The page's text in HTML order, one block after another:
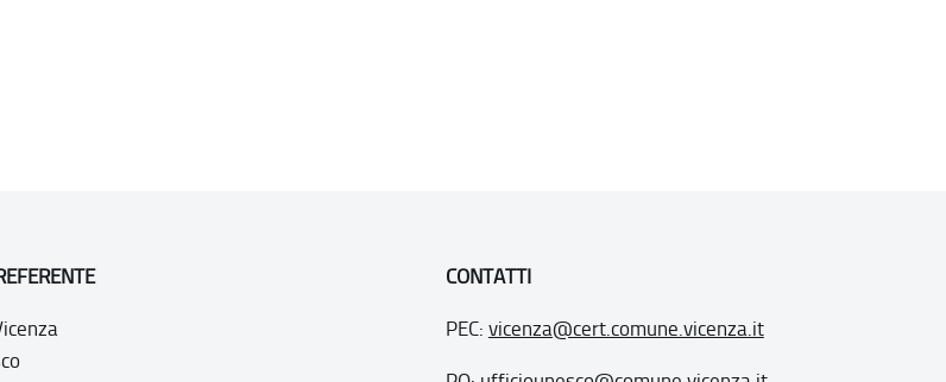
CONTATTI
PEC: vicenza@cert.comune.vicenza.it